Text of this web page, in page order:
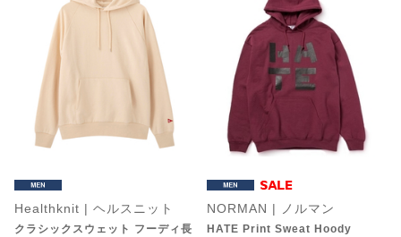
Healthknit | ヘルスニット
クラシックスウェット フーディ長
NORMAN | ノルマン
HATE Print Sweat Hoody